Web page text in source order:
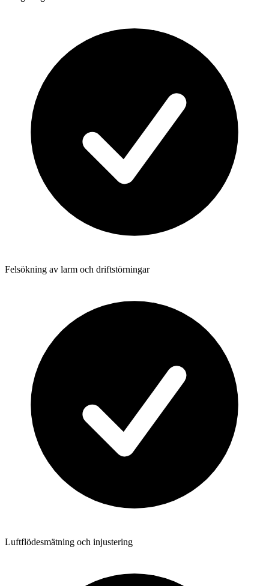
Felsökning av larm och driftstörningar
Luftflödesmätning och injustering